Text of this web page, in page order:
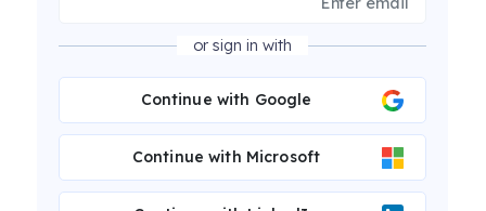
or sign in with
Continue with Google
Continue with Microsoft